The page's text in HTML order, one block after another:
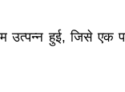
उत्पन्न हुई, जिसे एक